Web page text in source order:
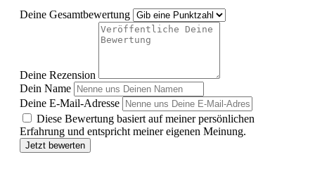
Deine Gesamtbewertung
Deine Rezension
Dein Name
Deine E-Mail-Adresse
Diese Bewertung basiert auf meiner persönlichen
Erfahrung und entspricht meiner eigenen Meinung.
Jetzt bewerten